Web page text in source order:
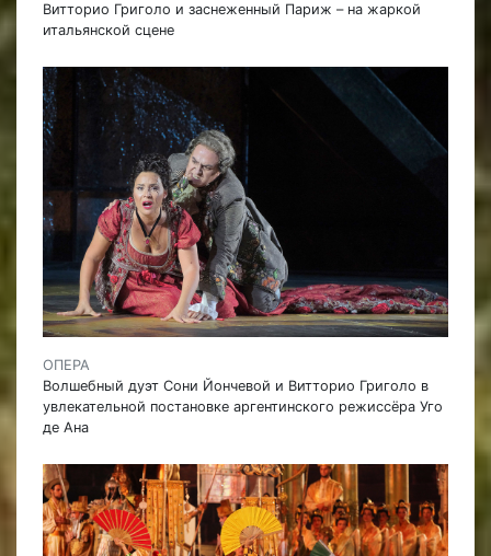
Витторио Григоло и заснеженный Париж – на жаркой
итальянской сцене
ОПЕРА
Волшебный дуэт Сони Йончевой и Витторио Григоло в
увлекательной постановке аргентинского режиссёра Уго
де Ана